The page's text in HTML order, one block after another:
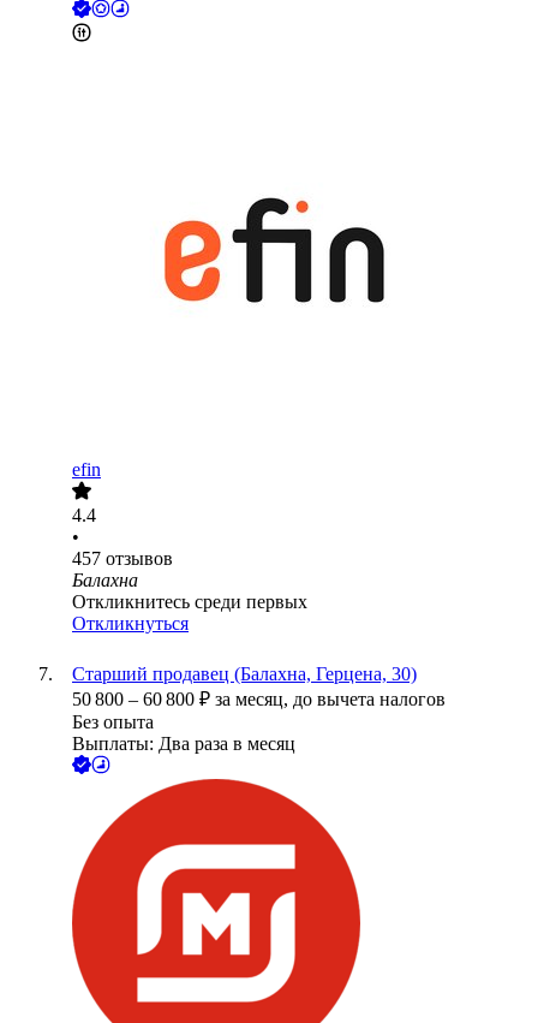
efin
4.4
•
457 отзывов
Балахна
Откликнитесь среди первых
Откликнуться
Старший продавец (Балахна, Герцена, 30)
50 800 – 60 800 ₽ за месяц, до вычета налогов
Без опыта
Выплаты: Два раза в месяц